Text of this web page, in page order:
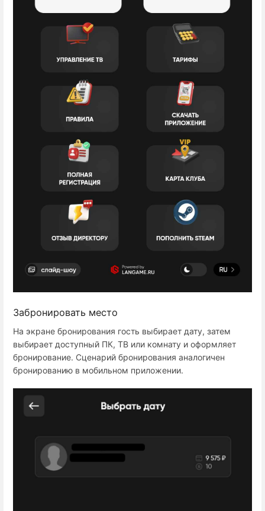
Забронировать место
На экране бронирования гость выбирает дату, затем
выбирает доступный ПК, ТВ или комнату и оформляет
бронирование. Сценарий бронирования аналогичен
бронированию в мобильном приложении.